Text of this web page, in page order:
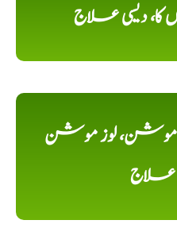
دیسی علاج
لوز موشن
علاج